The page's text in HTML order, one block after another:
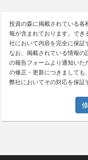
投資の森に掲載されている各
報が含まれております。でき
社において内容を完全に保証
なお、掲載されている情報の
の報告フォームより通知いた
の修正・更新につきましても
弊社においてその対応を保証